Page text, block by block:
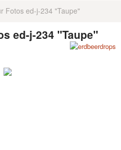
Fotos ed-j-234 "Taupe"
ed-j-234 "Taupe"